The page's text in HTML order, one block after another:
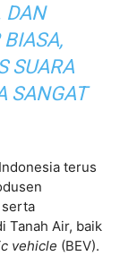
DAN
SUARA
SANGAT
terus
serta
Tanah Air, baik
vehicle (BEV).